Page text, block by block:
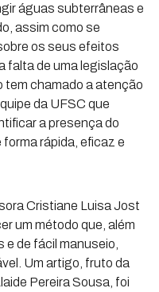
águas subterrâneas e
assim como se
os seus efeitos
falta de uma legislação
tem chamado a atenção
da UFSC que
a presença do
rápida, eficaz e
Cristiane Luisa Jost
um método que, além
de fácil manuseio,
Um artigo, fruto da
Pereira Sousa, foi